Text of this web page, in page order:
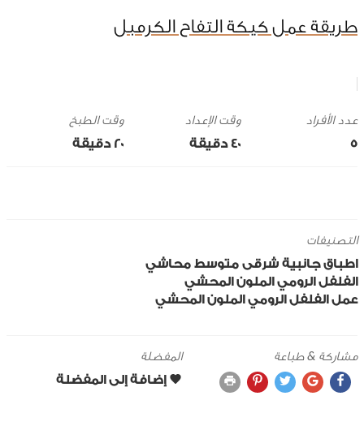
طريقة عمل كيكة التفاح الكرمبل
5
وقت الإعداد
40 ‎دقيقة
وقت الطبخ
20 ‎دقيقة
التصنيفات
اطباق جانبية شرقى متوسط محاشي
الفلفل الرومي الملون المحشي
عمل الفلفل الرومي الملون المحشي
مشاركة & طباعة المفضلة